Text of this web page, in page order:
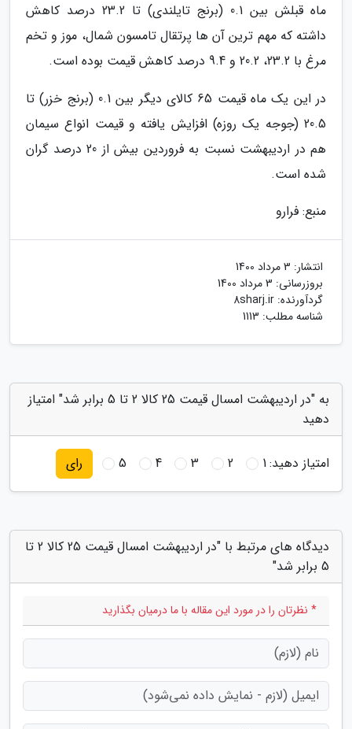
ماه قبلش بین 0.1 (برنج تایلندی) تا 23.2 درصد کاهش
داشته که مهم ترین آن ها پرتقال تامسون شمال، موز و تخم
مرغ با 23.2، 20.2 و 9.4 درصد کاهش قیمت بوده است.
در این یک ماه قیمت 65 کالای دیگر بین 0.1 (برنج خزر) تا
20.5 (جوجه یک روزه) افزایش یافته و قیمت انواع سیمان
هم در اردیبهشت نسبت به فروردین بیش از 20 درصد گران
شده است.
منبع: فرارو
انتشار: 3 مرداد 1400
بروزرسانی: 3 مرداد 1400
گردآورنده: 8sharj.ir
شناسه مطلب: 1113
به "در اردیبهشت امسال قیمت 25 کالا 2 تا 5 برابر شد" امتیاز
دهید
امتیاز دهید:1
2
3
4
5 رای
دیدگاه های مرتبط با "در اردیبهشت امسال قیمت 25 کالا 2 تا
5 برابر شد"
* نظرتان را در مورد این مقاله با ما درمیان بگذارید